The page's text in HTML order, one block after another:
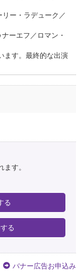
ー・ラデューク／
ーエフ／ロマン・
ます。最終的な出演
す。
る
る
バナー広告お申込み